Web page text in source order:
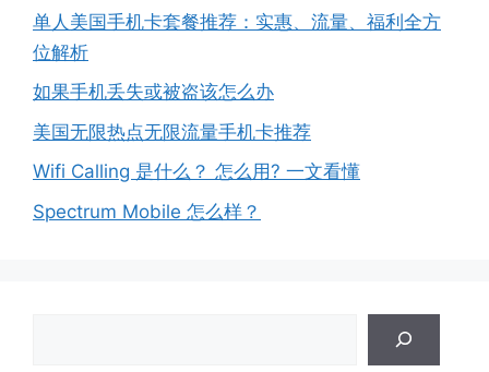
单人美国手机卡套餐推荐：实惠、流量、福利全方
位解析
如果手机丢失或被盗该怎么办
美国无限热点无限流量手机卡推荐
Wifi Calling 是什么？ 怎么用? 一文看懂
Spectrum Mobile 怎么样？